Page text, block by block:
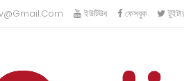
ইউটিউব ফেসবুক